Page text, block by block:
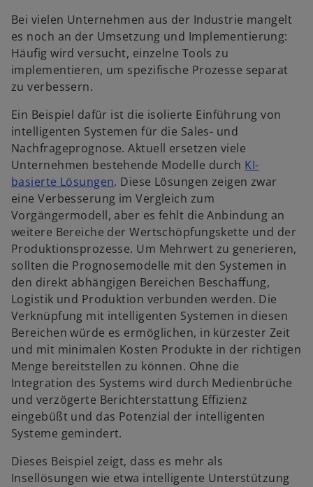
Bei vielen Unternehmen aus der Industrie mangelt
es noch an der Umsetzung und Implementierung:
Häufig wird versucht, einzelne Tools zu
implementieren, um spezifische Prozesse separat
zu verbessern.
Ein Beispiel dafür ist die isolierte Einführung von
intelligenten Systemen für die Sales- und
Nachfrageprognose. Aktuell ersetzen viele
Unternehmen bestehende Modelle durch KI-
basierte Lösungenw
i
r
d
i
n
e
i
n
e
r
n
e
u
e
n
e
g
. Diese Lösungen zeigen zwar
eine Verbesserung im Vergleich zum
Vorgängermodell, aber es fehlt die Anbindung an
weitere Bereiche der Wertschöpfungskette und der
Produktionsprozesse. Um Mehrwert zu generieren,
sollten die Prognosemodelle mit den Systemen in
den direkt abhängigen Bereichen Beschaffung,
Logistik und Produktion verbunden werden. Die
Verknüpfung mit intelligenten Systemen in diesen
Bereichen würde es ermöglichen, in kürzester Zeit
und mit minimalen Kosten Produkte in der richtigen
Menge bereitstellen zu können. Ohne die
Integration des Systems wird durch Medienbrüche
und verzögerte Berichterstattung Effizienz
eingebüßt und das Potenzial der intelligenten
Systeme gemindert.
Dieses Beispiel zeigt, dass es mehr als
Insellösungen wie etwa intelligente Unterstützung